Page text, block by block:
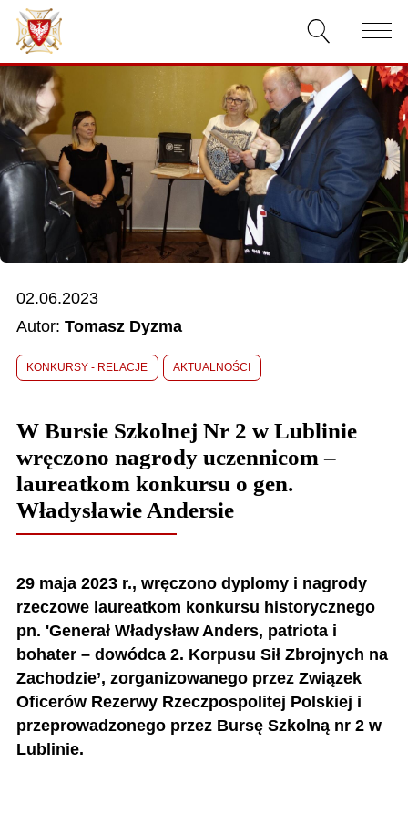
AKTUALNOŚCI
O ZWIĄZKU
DOKUMENTY
WŁADZE
RELACJE FILMOWE
KONKURSY
02.06.2023
Autor: Tomasz Dyzma
KONKURSY - RELACJE AKTUALNOŚCI
W Bursie Szkolnej Nr 2 w Lublinie
wręczono nagrody uczennicom –
laureatkom konkursu o gen.
Władysławie Andersie
29 maja 2023 r., wręczono dyplomy i nagrody
rzeczowe laureatkom konkursu historycznego
pn. 'Generał Władysław Anders, patriota i
bohater – dowódca 2. Korpusu Sił Zbrojnych na
Zachodzie’, zorganizowanego przez Związek
Oficerów Rezerwy Rzeczpospolitej Polskiej i
przeprowadzonego przez Bursę Szkolną nr 2 w
Lublinie.